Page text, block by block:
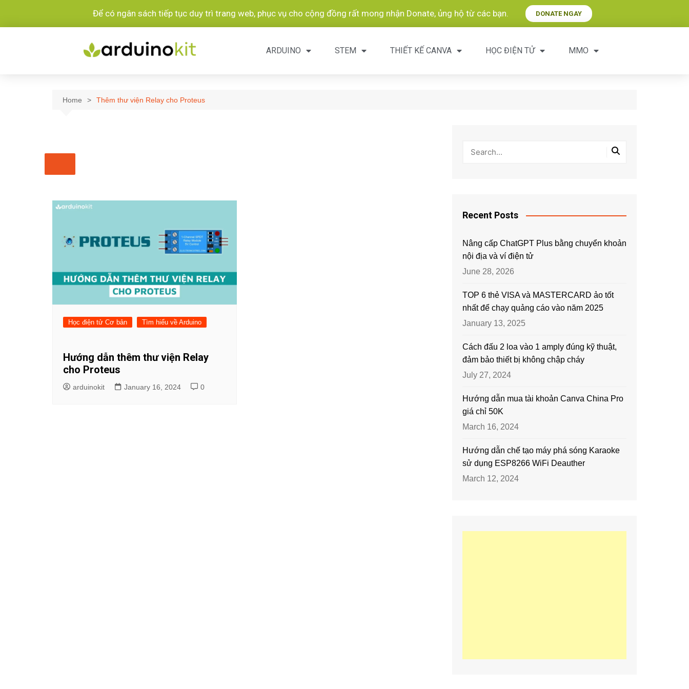
Để có ngân sách tiếp tục duy trì trang web, phục vụ cho cộng đồng rất mong nhận Donate, ủng hộ từ các bạn.​ DONATE NGAY
ARDUINO STEM THIẾT KẾ CANVA HỌC ĐIỆN TỬ MMO
Home Thêm thư viện Relay cho Proteus
Học điện tử Cơ bản Tìm hiểu về Arduino
Hướng dẫn thêm thư viện Relay
cho Proteus
arduinokit January 16, 2024 0
Recent Posts
Nâng cấp ChatGPT Plus bằng chuyển khoản
nội địa và ví điện tử
June 28, 2026
TOP 6 thẻ VISA và MASTERCARD ảo tốt
nhất để chạy quảng cáo vào năm 2025
January 13, 2025
Cách đấu 2 loa vào 1 amply đúng kỹ thuật,
đảm bảo thiết bị không chập cháy
July 27, 2024
Hướng dẫn mua tài khoản Canva China Pro
giá chỉ 50K
March 16, 2024
Hướng dẫn chế tạo máy phá sóng Karaoke
sử dụng ESP8266 WiFi Deauther
March 12, 2024